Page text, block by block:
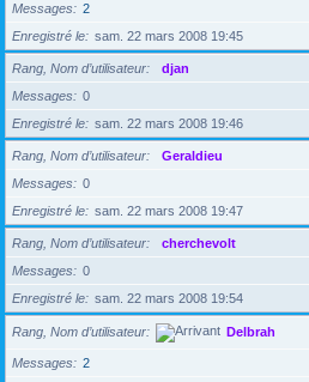
Messages
2
Enregistré le
sam. 22 mars 2008 19:45
Rang, Nom d’utilisateur
djan
Messages
0
Enregistré le
sam. 22 mars 2008 19:46
Rang, Nom d’utilisateur
Geraldieu
Messages
0
Enregistré le
sam. 22 mars 2008 19:47
Rang, Nom d’utilisateur
cherchevolt
Messages
0
Enregistré le
sam. 22 mars 2008 19:54
Rang, Nom d’utilisateur Delbrah
Messages
2